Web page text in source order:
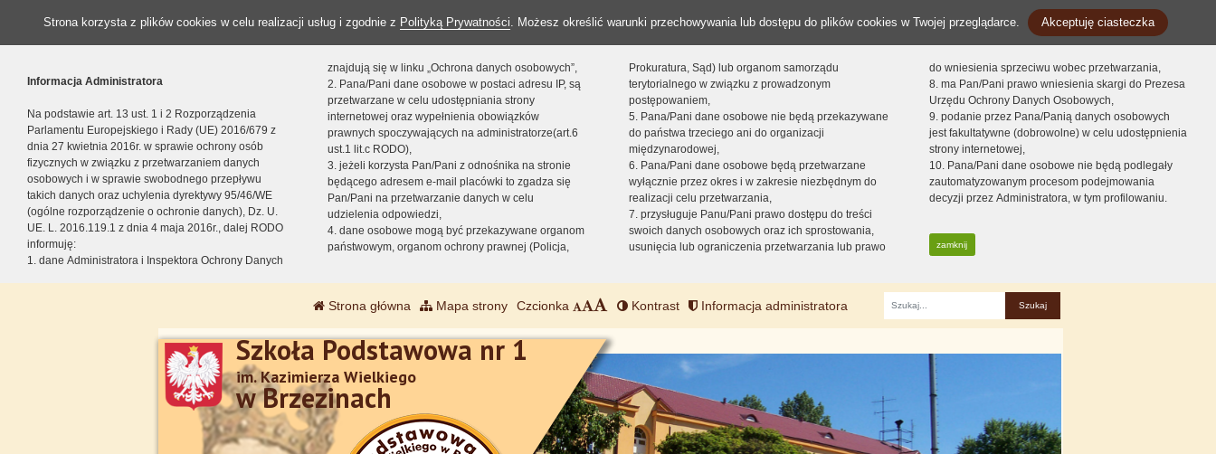
Strona korzysta z plików cookies w celu realizacji usług i zgodnie z Polityką Prywatności. Możesz określić warunki przechowywania lub dostępu do plików cookies w Twojej przeglądarce. Akceptuję ciasteczka
Informacja Administratora
Na podstawie art. 13 ust. 1 i 2 Rozporządzenia
Parlamentu Europejskiego i Rady (UE) 2016/679 z
dnia 27 kwietnia 2016r. w sprawie ochrony osób
fizycznych w związku z przetwarzaniem danych
osobowych i w sprawie swobodnego przepływu
takich danych oraz uchylenia dyrektywy 95/46/WE
(ogólne rozporządzenie o ochronie danych), Dz. U.
UE. L. 2016.119.1 z dnia 4 maja 2016r., dalej RODO
informuję:
1. dane Administratora i Inspektora Ochrony Danych
znajdują się w linku „Ochrona danych osobowych”,
2. Pana/Pani dane osobowe w postaci adresu IP, są
przetwarzane w celu udostępniania strony
internetowej oraz wypełnienia obowiązków
prawnych spoczywających na administratorze(art.6
ust.1 lit.c RODO),
3. jeżeli korzysta Pan/Pani z odnośnika na stronie
będącego adresem e-mail placówki to zgadza się
Pan/Pani na przetwarzanie danych w celu
udzielenia odpowiedzi,
4. dane osobowe mogą być przekazywane organom
państwowym, organom ochrony prawnej (Policja,
Prokuratura, Sąd) lub organom samorządu
terytorialnego w związku z prowadzonym
postępowaniem,
5. Pana/Pani dane osobowe nie będą przekazywane
do państwa trzeciego ani do organizacji
międzynarodowej,
6. Pana/Pani dane osobowe będą przetwarzane
wyłącznie przez okres i w zakresie niezbędnym do
realizacji celu przetwarzania,
7. przysługuje Panu/Pani prawo dostępu do treści
swoich danych osobowych oraz ich sprostowania,
usunięcia lub ograniczenia przetwarzania lub prawo
do wniesienia sprzeciwu wobec przetwarzania,
8. ma Pan/Pani prawo wniesienia skargi do Prezesa
Urzędu Ochrony Danych Osobowych,
9. podanie przez Pana/Panią danych osobowych
jest fakultatywne (dobrowolne) w celu udostępnienia
strony internetowej,
10. Pana/Pani dane osobowe nie będą podlegały
zautomatyzowanym procesom podejmowania
decyzji przez Administratora, w tym profilowaniu.
zamknij
Strona główna Mapa strony Czcionka Kontrast Informacja administratora
Fraza
Szkoła Podstawowa nr 1
im. Kazimierza Wielkiego
w Brzezinach